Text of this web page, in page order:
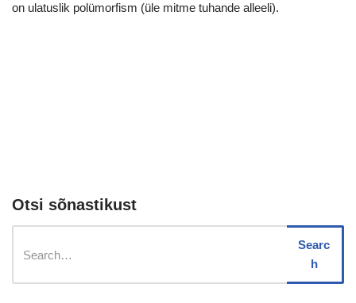
on ulatuslik polümorfism (üle mitme tuhande alleeli).
Otsi sõnastikust
Searc
h